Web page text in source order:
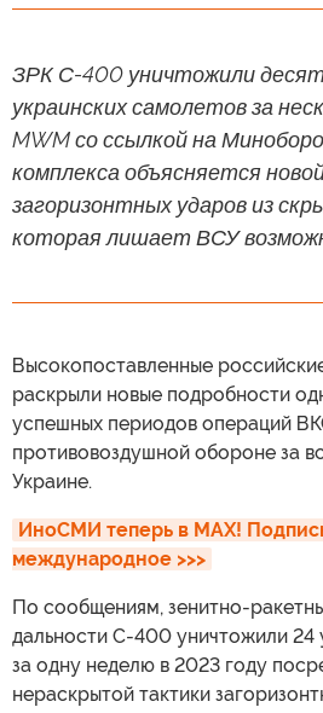
ЗРК С-400 уничтожили
украинских самолетов за
MWM со ссылкой на
комплекса объясняется
загоризонтных ударов из
которая лишает ВСУ
Высокопоставленные
раскрыли новые подробности
успешных периодов операций
противовоздушной обороне за
Украине.
ИноСМИ теперь в MAX!
международное >>>
По сообщениям, зенитно-
дальности С-400 уничтожили 24
за одну неделю в 2023 году
нераскрытой тактики